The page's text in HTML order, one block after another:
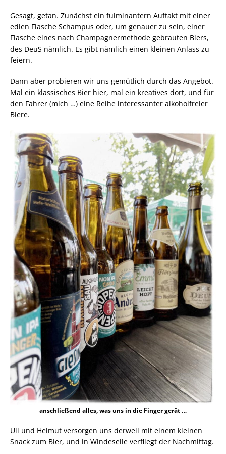
Gesagt, getan. Zunächst ein fulminantern Auftakt mit einer
edlen Flasche Schampus oder, um genauer zu sein, einer
Flasche eines nach Champagnermethode gebrauten Biers,
des DeuS nämlich. Es gibt nämlich einen kleinen Anlass zu
feiern.
Dann aber probieren wir uns gemütlich durch das Angebot.
Mal ein klassisches Bier hier, mal ein kreatives dort, und für
den Fahrer (mich …) eine Reihe interessanter alkoholfreier
Biere.
anschließend alles, was uns in die Finger gerät …
Uli und Helmut versorgen uns derweil mit einem kleinen
Snack zum Bier, und in Windeseile verfliegt der Nachmittag.